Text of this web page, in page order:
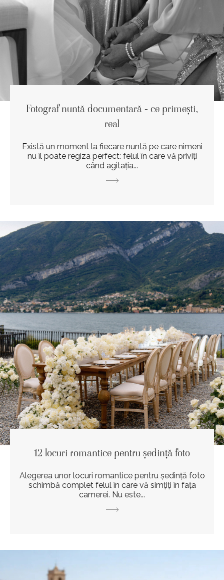
Fotograf nuntă documentară - ce primești,
real
Există un moment la fiecare nuntă pe care nimeni
nu îl poate regiza perfect: felul în care vă priviți
când agitația...
12 locuri romantice pentru ședință foto
Alegerea unor locuri romantice pentru ședință foto
schimbă complet felul în care vă simțiți în fața
camerei. Nu este...